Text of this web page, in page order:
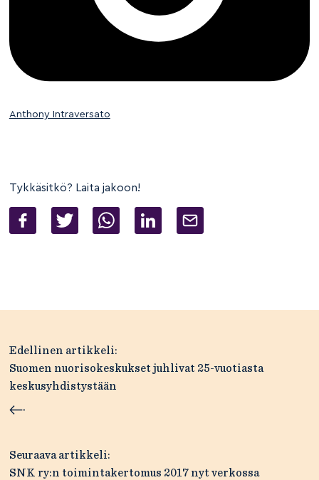
Anthony Intraversato
Tykkäsitkö? Laita jakoon!
Artikkelien
selaus
Edellinen artikkeli:
Suomen nuorisokeskukset juhlivat 25-vuotiasta
keskusyhdistystään
Seuraava artikkeli:
SNK ry:n toimintakertomus 2017 nyt verkossa